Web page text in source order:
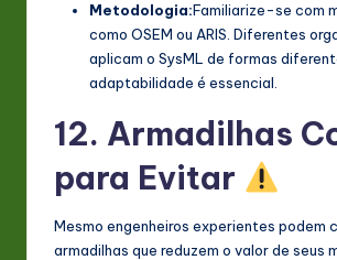
Metodologia:Familiarize-se com
como OSEM ou ARIS. Diferentes
aplicam o SysML de formas
adaptabilidade é essencial.
12. Armadilhas
para Evitar
Mesmo engenheiros experientes podem
armadilhas que reduzem o valor de seus